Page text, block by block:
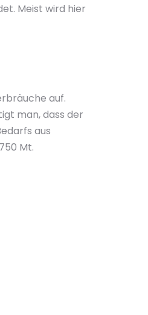
Meist wird hier
auf.
man, dass der
aus
Mt.